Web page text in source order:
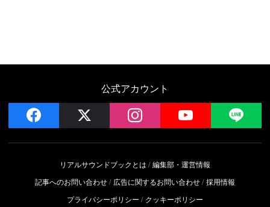
公式アカウント
facebook instagram YouTube
リアルサウンドブックとは
編集部・運営情報
記事へのお問い合わせ
広告に関するお問い合わせ 採用情報
プライバシーポリシー
クッキーポリシー